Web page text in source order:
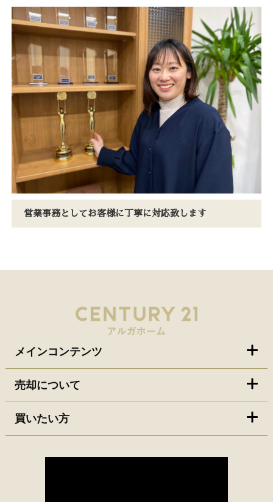
営業事務としてお客様に丁寧に対応致します
メインコンテンツ
売却について
買いたい方